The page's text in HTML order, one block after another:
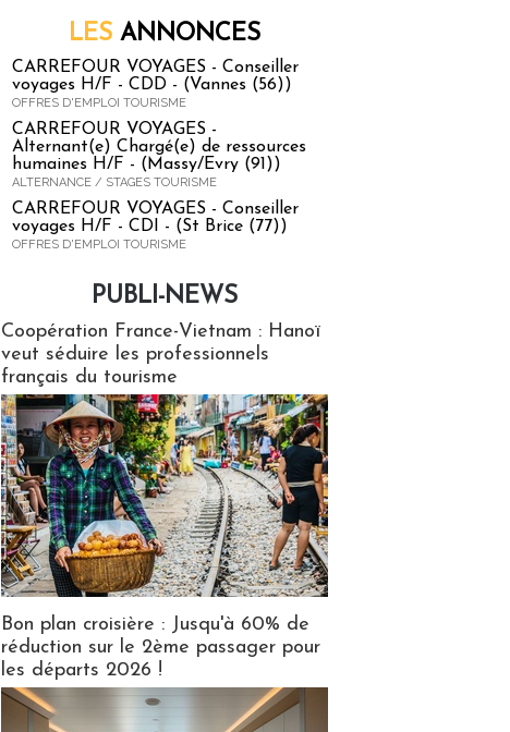
LES ANNONCES
CARREFOUR VOYAGES - Conseiller
voyages H/F - CDD - (Vannes (56))
OFFRES D'EMPLOI TOURISME
CARREFOUR VOYAGES -
Alternant(e) Chargé(e) de ressources
humaines H/F - (Massy/Evry (91))
ALTERNANCE / STAGES TOURISME
CARREFOUR VOYAGES - Conseiller
voyages H/F - CDI - (St Brice (77))
OFFRES D'EMPLOI TOURISME
PUBLI-NEWS
Coopération France-Vietnam : Hanoï
veut séduire les professionnels
français du tourisme
Bon plan croisière : Jusqu'à 60% de
réduction sur le 2ème passager pour
les départs 2026 !